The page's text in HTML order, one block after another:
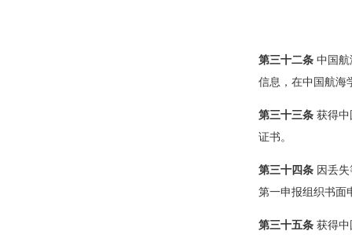
第三十二条中国航
信息，在中国航海
第三十三条获得中
证书。
第三十四条因丢失
第一申报组织书面
第三十五条获得中